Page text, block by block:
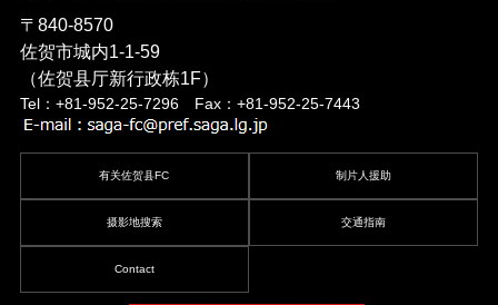
〒840-8570
佐贺市城内1-1-59
（佐贺县厅新行政栋1F）
Tel：+81-952-25-7296 Fax：+81-952-25-7443
有关佐贺县FC 制片人援助
摄影地搜索 交通指南
Contact